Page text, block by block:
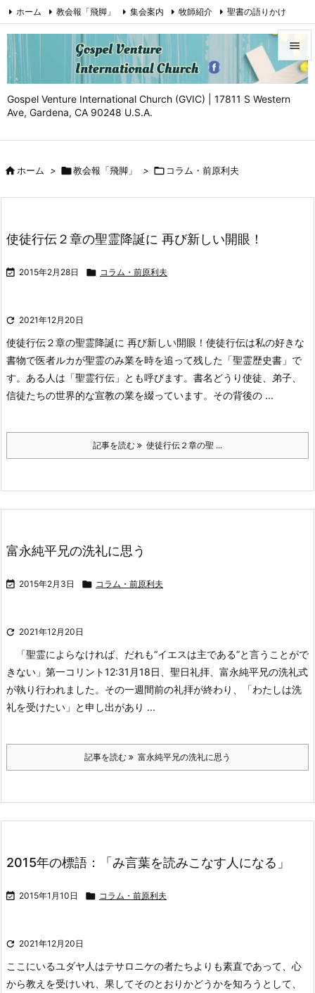
Gospel Venture International Church (GVIC) | 17811 S Western
Ave, Gardena, CA 90248 U.S.A.


次へ
ホーム 教会報「飛脚」 集会案内 牧師紹介 聖書の語りかけ
証（Testimony) お問い合わせ Facebook YouTube
ホーム > 教会報「飛脚」 >  コラム・前原利夫
使徒行伝２章の聖霊降誕に 再び新しい開眼！
 2015年2月28日  コラム・前原利夫
 2021年12月20日
使徒行伝２章の聖霊降誕に 再び新しい開眼！ 使徒行伝は私の好きな
書物で医者ルカが聖霊のみ業を時を追って残した「聖霊歴史書」で
す。ある人は「聖霊行伝」とも呼びます。書名どうり使徒、弟子、
信徒たちの世界的な宣教の業を綴っています。その背後の ...
記事を読む 使徒行伝２章の聖 ...
富永純平兄の洗礼に思う
 2015年2月3日  コラム・前原利夫
 2021年12月20日
「聖霊によらなければ、だれも“イエスは主である”と言うことがで
きない」第一コリント12:31月18日、聖日礼拝、富永純平兄の洗礼式
が執り行われました。その一週間前の礼拝が終わり、「わたしは洗
礼を受けたい」と申し出があり ...
記事を読む 富永純平兄の洗礼に思う
2015年の標語：「み言葉を読みこなす人になる」
 2015年1月10日  コラム・前原利夫
 2021年12月20日
ここにいるユダヤ人はテサロニケの者たちよりも素直であって、心
から教えを受けいれ、果してそのとおりかどうかを知ろうとして、